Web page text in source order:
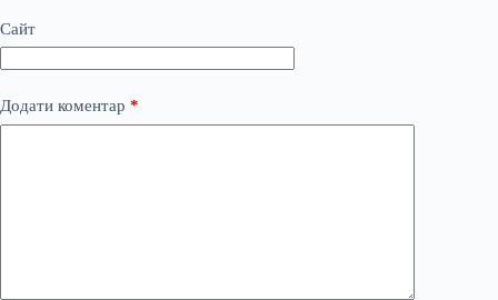
Сайт
Додати коментар *